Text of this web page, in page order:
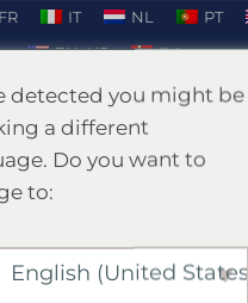
FR IT NL PT
EN_US
DA
OP WHATSAPP
karten Ibiza
detected you might be
a different
Do you want to
to:
English (United States)